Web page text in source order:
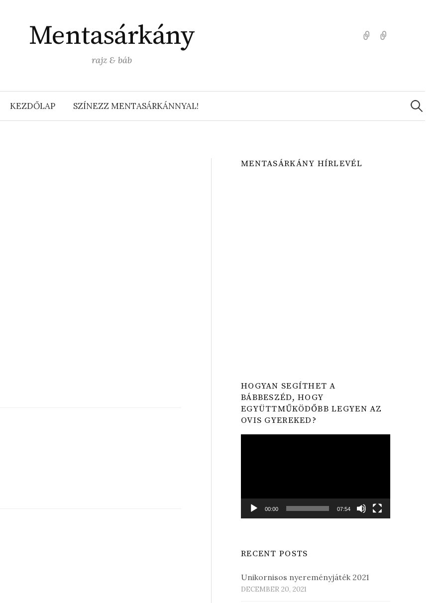
Mentasárkány
rajz & báb
Kezdőlap
KEZDŐLAP SZÍNEZZ MENTASÁRKÁNNYAL!
Search
for:
MENTASÁRKÁNY HÍRLEVÉL
HOGYAN SEGÍTHET A
BÁBBESZÉD, HOGY
EGYÜTTMŰKÖDŐBB LEGYEN AZ
OVIS GYEREKED?
00:00 07:54
RECENT POSTS
Unikornisos nyereményjáték 2021
DECEMBER 20, 2021